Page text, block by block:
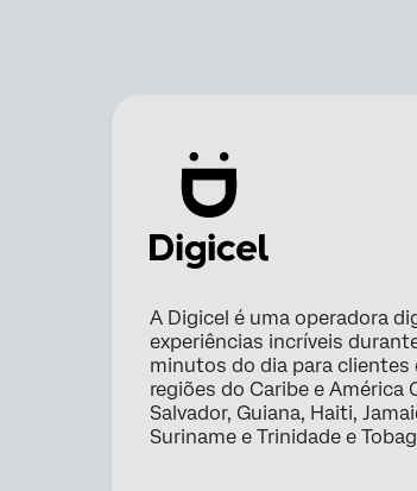
A Digicel é uma operadora
experiências incríveis
minutos do dia para clientes
regiões do Caribe e América
Salvador, Guiana, Haiti,
Suriname e Trinidade e